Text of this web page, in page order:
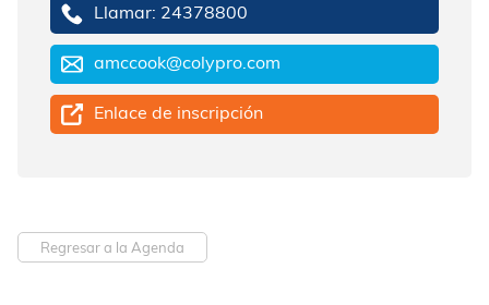
Llamar: 24378800
amccook@colypro.com
Enlace de inscripción
Regresar a la Agenda